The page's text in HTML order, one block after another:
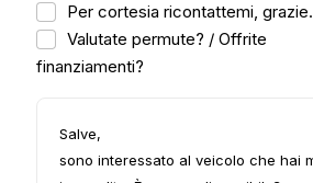
Per cortesia ricontattemi, grazie.
Valutate permute? / Offrite
finanziamenti?